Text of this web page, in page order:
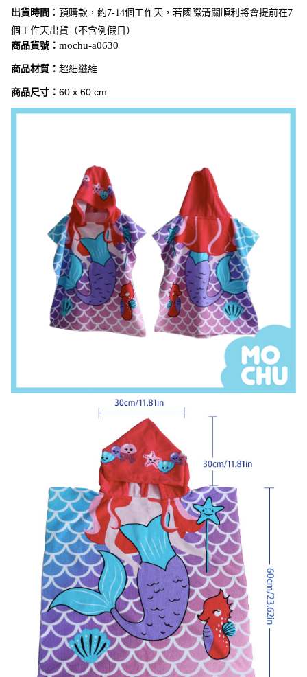
出貨時間 ： 預購款，約7-14個工作天，若國際清關順利將會提前在7
個工作天出貨（不含例假日）
商品貨號： mochu-a0630
商品材質： 超細纖維
商品尺寸： 60 x 60 cm